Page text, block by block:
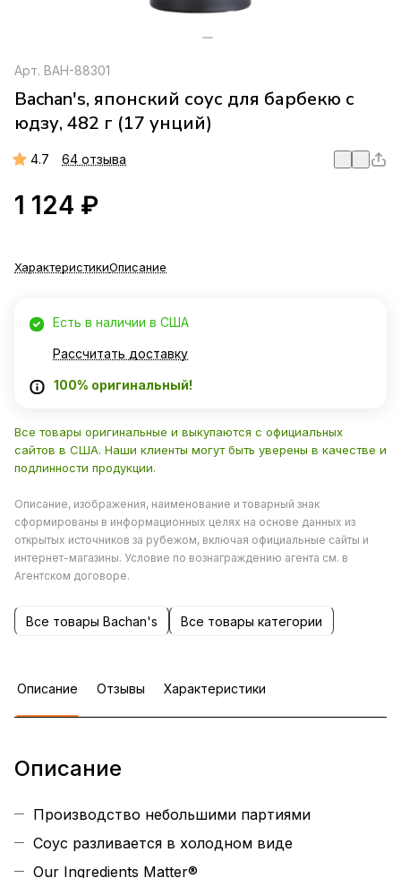
Арт. BAH-88301
Bachan's, японский соус для барбекю с
юдзу, 482 г (17 унций)
4.7 64 отзыва
1 124 ₽
ХарактеристикиОписание
Есть в наличии в США
Рассчитать доставку
100% оригинальный!
Все товары оригинальные и выкупаются с официальных
сайтов в США. Наши клиенты могут быть уверены в качестве и
подлинности продукции.
Описание, изображения, наименование и товарный знак
сформированы в информационных целях на основе данных из
открытых источников за рубежом, включая официальные сайты и
интернет-магазины. Условие по вознаграждению агента см. в
Агентском договоре.
Все товары Bachan's Все товары категории
Описание Отзывы Характеристики
Описание
Производство небольшими партиями
Соус разливается в холодном виде
Our Ingredients Matter®